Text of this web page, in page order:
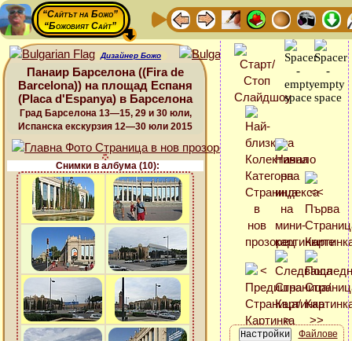
“Сайтът на Божо”
“Божовият Сайт”
Дизайнер Божо
Панаир Барселона ((Fira de
Barcelona)) на площад Еспаня
(Placa d'Espanya) в Барселона
Град Барселона 13—15, 29 и 30 юли,
Испанска екскурзия 12—30 юли 2015
Снимки в албума (10):
Файлове